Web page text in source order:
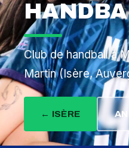
Club de handball à
Martin (Isère,
← ISÈRE